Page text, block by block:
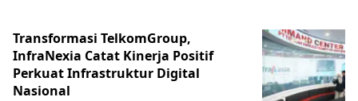
Transformasi TelkomGroup,
InfraNexia Catat Kinerja Positif
Perkuat Infrastruktur Digital
Nasional